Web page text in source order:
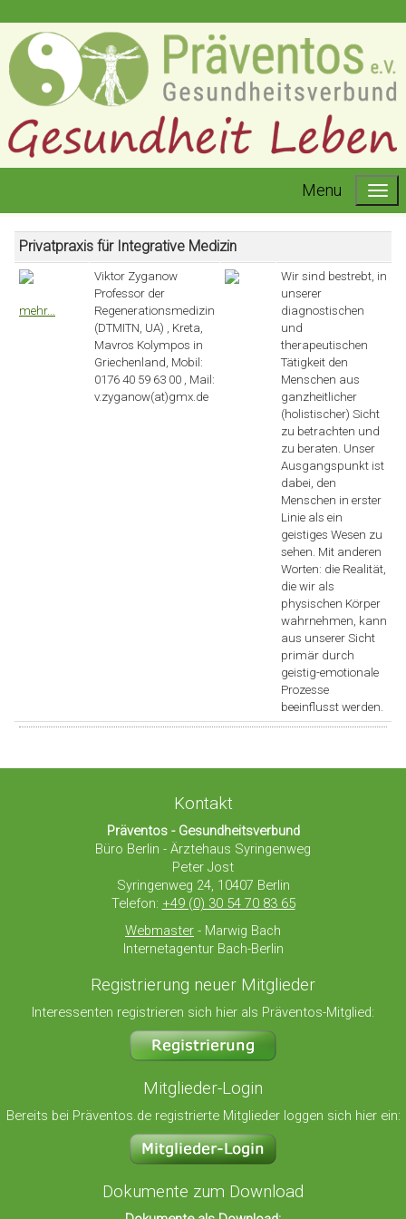
Menu
Privatpraxis für Integrative Medizin
mehr...
Viktor Zyganow
Professor der
Regenerationsmedizin
(DTMITN, UA) , Kreta,
Mavros Kolympos in
Griechenland, Mobil:
0176 40 59 63 00 , Mail:
v.zyganow(at)gmx.de
Wir sind bestrebt, in
unserer
diagnostischen
und
therapeutischen
Tätigkeit den
Menschen aus
ganzheitlicher
(holistischer) Sicht
zu betrachten und
zu beraten. Unser
Ausgangspunkt ist
dabei, den
Menschen in erster
Linie als ein
geistiges Wesen zu
sehen. Mit anderen
Worten: die Realität,
die wir als
physischen Körper
wahrnehmen, kann
aus unserer Sicht
primär durch
geistig-emotionale
Prozesse
beeinflusst werden.
Kontakt
Präventos - Gesundheitsverbund
Büro Berlin - Ärztehaus Syringenweg
Peter Jost
Syringenweg 24, 10407 Berlin
Telefon: +49 (0) 30 54 70 83 65
Webmaster - Marwig Bach
Internetagentur Bach-Berlin
Registrierung neuer Mitglieder
Interessenten registrieren sich hier als Präventos-Mitglied:
Mitglieder-Login
Bereits bei Präventos.de registrierte Mitglieder loggen sich hier ein:
Dokumente zum Download